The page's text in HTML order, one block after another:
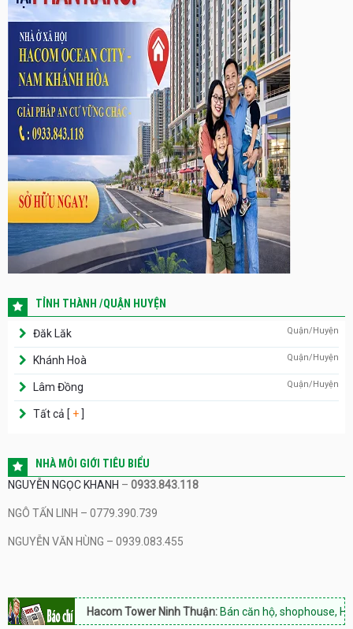
TỈNH THÀNH /QUẬN HUYỆN
Đăk Lăk Quận/Huyện
Khánh Hoà Quận/Huyện
Lâm Đồng Quận/Huyện
Tất cả [ + ]
NHÀ MÔI GIỚI TIÊU BIỂU
NGUYỄN NGỌC KHANH – 0933.843.118
NGÔ TẤN LINH – 0779.390.739
NGUYỄN VĂN HÙNG – 0939.083.455
Hacom Tower Ninh Thuận:Bán căn hộ, shophouse, Hotline: